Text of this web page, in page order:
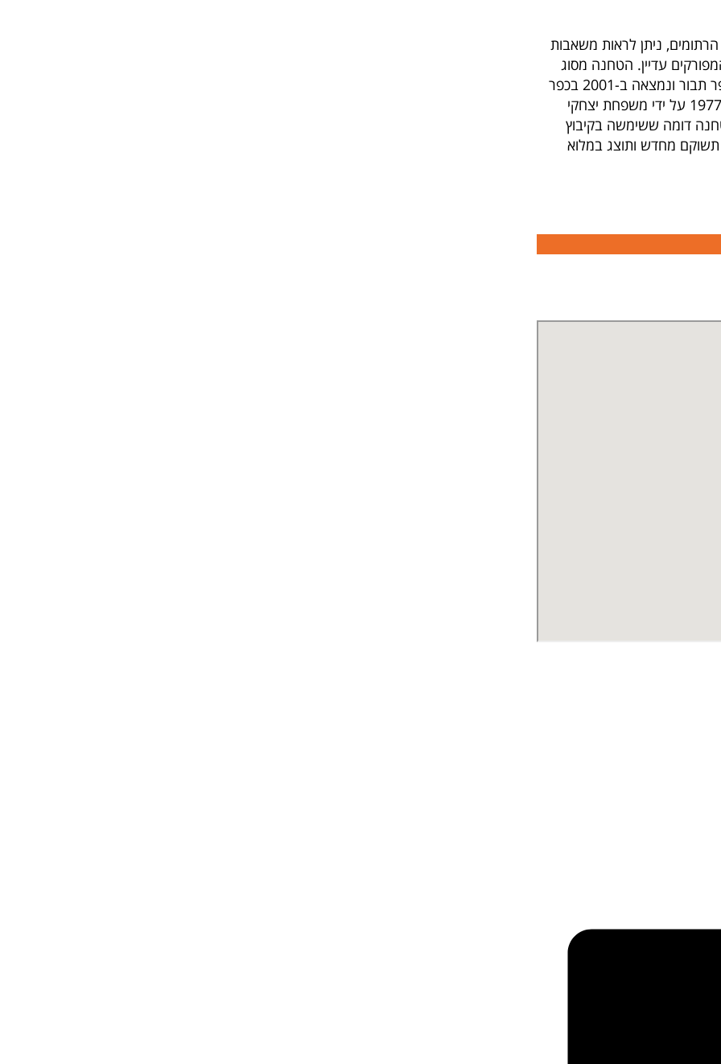
ניתן לראות משאבות
עדיין. הטחנה מסוג
“בולר” שוויץ, הראשונה בארץ, בגליל. בשנת 1925 נבנתה בכפר תבור ונמצאה ב-2001 בכפר
יונה, לאחר שנים שהיוותה טחנה אזורית. הטחנה הופעלה עד 1977 על ידי משפחת יצחקי
חלקים מטחנה דומה ששימשה בקיבוץ
מחדש ותוצג במלוא